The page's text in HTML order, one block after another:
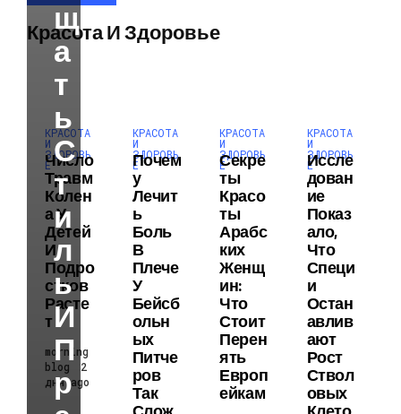
Красота И Здоровье
КРАСОТА
И
ЗДОРОВЬ
Е
Число
Травм
Колен
А У
Детей
И
Подро
Стков
Расте
Т
morning
blog
2
дня ago
КРАСОТА
И
ЗДОРОВЬ
Е
Почем
У
Лечит
Ь
Боль
В
Плече
У
Бейсб
Ольн
Ых
Питче
Ров
Так
КРАСОТА
И
ЗДОРОВЬ
Е
Секре
Ты
Красо
Ты
Арабс
Ких
Женщ
Ин:
Что
Стоит
Перен
Ять
Европ
Ейкам
КРАСОТА
И
ЗДОРОВЬ
Е
Иссле
Дован
Ие
Показ
Ало,
Что
Специ
И
Остан
Авлив
Ают
Рост
Ствол
Овых
Щ
А
Т
Ь
С
Т
И
Л
Ь
И
П
Р